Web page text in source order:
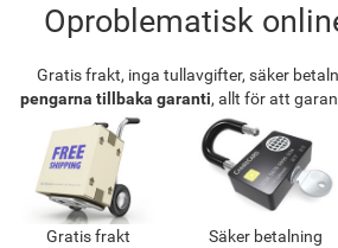
Oproblematisk
Gratis frakt, inga tullavgifter, säker
pengarna tillbaka garanti, allt för att
Gratis frakt
Säker betalning